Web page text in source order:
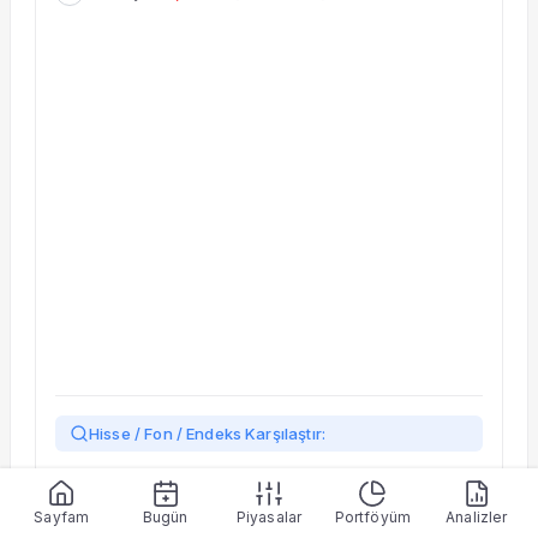
Hisse / Fon / Endeks Karşılaştır:
Yükleniyor…
Sayfam
Bugün Piyasalar Portföyüm Analizler